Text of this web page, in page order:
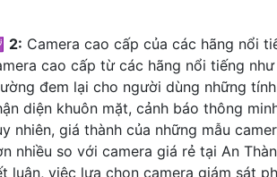
2: Camera cao cấp của các hãng nổi
cao cấp từ các hãng nổi tiếng
đem lại cho người dùng những
diện khuôn mặt, cảnh báo thông
nhiên, giá thành của những mẫu
nhiều so với camera giá rẻ tại An
luận, việc lựa chọn camera giám sát